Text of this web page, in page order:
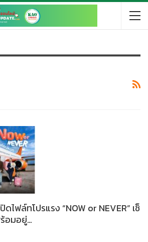
ไฟล์ทโปรแรง “NOW or NEVER” เช็
อมอยู่…